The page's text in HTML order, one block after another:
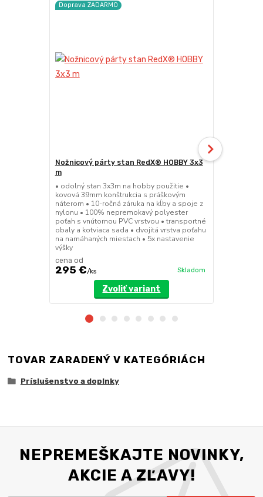
Doprava ZADARMO
Nožnicový párty stan RedX® HOBBY 3x3
m
• odolný stan 3x3m na hobby použitie •
kovová 39mm konštrukcia s práškovým
náterom • 10-ročná záruka na kĺby a spoje z
nylonu • 100% nepremokavý polyester
poťah s vnútornou PVC vrstvou • transportné
obaly a kotviaca sada • dvojitá vrstva poťahu
na namáhaných miestach • 5x nastavenie
výšky
cena od
295 €/ks Skladom
Zvoliť variant
TOVAR ZARADENÝ V KATEGÓRIÁCH
Príslušenstvo a doplnky
NEPREMEŠKAJTE NOVINKY,
AKCIE A ZĽAVY!